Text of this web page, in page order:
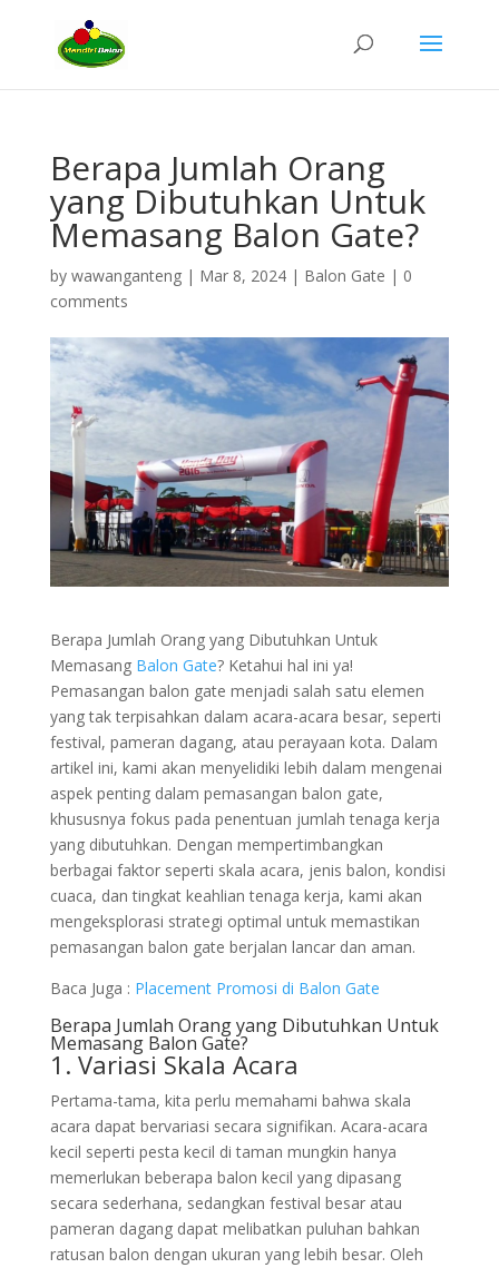
Berapa Jumlah Orang
yang Dibutuhkan Untuk
Memasang Balon Gate?
by wawanganteng| Mar 8, 2024| Balon Gate | 0
comments
Berapa Jumlah Orang yang Dibutuhkan Untuk
MemasangBalon Gate? Ketahui hal ini ya!
Pemasangan balon gate menjadi salah satu elemen
yang tak terpisahkan dalam acara-acara besar, seperti
festival, pameran dagang, atau perayaan kota. Dalam
artikel ini, kami akan menyelidiki lebih dalam mengenai
aspek penting dalam pemasangan balon gate,
khususnya fokus pada penentuan jumlah tenaga kerja
yang dibutuhkan. Dengan mempertimbangkan
berbagai faktor seperti skala acara, jenis balon, kondisi
cuaca, dan tingkat keahlian tenaga kerja, kami akan
mengeksplorasi strategi optimal untuk memastikan
pemasangan balon gate berjalan lancar dan aman.
Baca Juga : Placement Promosi di Balon Gate
Berapa Jumlah Orang yang Dibutuhkan Untuk
Memasang Balon Gate?
1. Variasi Skala Acara
Pertama-tama, kita perlu memahami bahwa skala
acara dapat bervariasi secara signifikan. Acara-acara
kecil seperti pesta kecil di taman mungkin hanya
memerlukan beberapa balon kecil yang dipasang
secara sederhana, sedangkan festival besar atau
pameran dagang dapat melibatkan puluhan bahkan
ratusan balon dengan ukuran yang lebih besar. Oleh